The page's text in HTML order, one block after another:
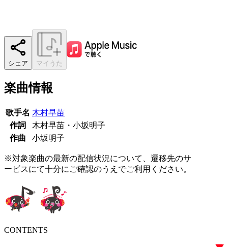
シェア マイうた
楽曲情報
歌手名 木村早苗
作詞
木村早苗・小坂明子
作曲
小坂明子
※対象楽曲の最新の配信状況について、遷移先のサ
ービスにて十分にご確認のうえでご利用ください。
CONTENTS